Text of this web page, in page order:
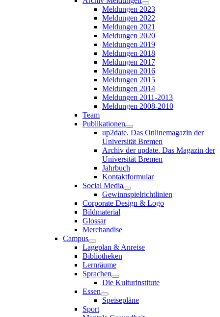
Meldungen 2023
Meldungen 2022
Meldungen 2021
Meldungen 2020
Meldungen 2019
Meldungen 2018
Meldungen 2017
Meldungen 2016
Meldungen 2015
Meldungen 2014
Meldungen 2011-2013
Meldungen 2008-2010
Team
Publikationen
up2date. Das Onlinemagazin der
Universität Bremen
Archiv der update. Das Magazin der
Universität Bremen
Jahrbuch
Kontaktformular
Social Media
Gewinnspielrichtlinien
Corporate Design & Logo
Bildmaterial
Glossar
Merchandise
Campus
Lageplan & Anreise
Bibliotheken
Lernräume
Sprachen
Die Kulturinstitute
Essen
Speisepläne
Sport